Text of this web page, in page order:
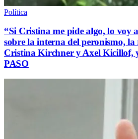
Política
“Si Cristina me pide algo, lo voy
sobre la interna del peronismo, la
Cristina Kirchner y Axel Kicillof,
PASO